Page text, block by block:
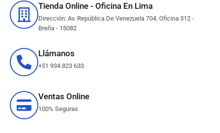
Tienda Online - Oficina En Lima
Dirección: Av. República De Venezuela 704, Oficina 312 -
Breña - 15082
Llámanos
+51 934 823 633
Ventas Online
100% Seguras